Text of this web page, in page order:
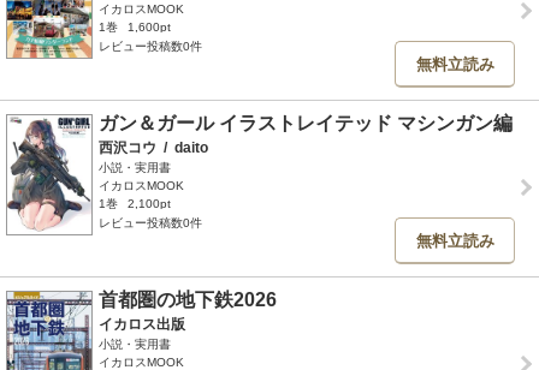
イカロスMOOK
1巻
1,600pt
レビュー投稿数0件
無料立読み
ガン＆ガール イラストレイテッド マシンガン編
西沢コウ / daito
小説・実用書
イカロスMOOK
1巻
2,100pt
レビュー投稿数0件
無料立読み
首都圏の地下鉄2026
イカロス出版
小説・実用書
イカロスMOOK